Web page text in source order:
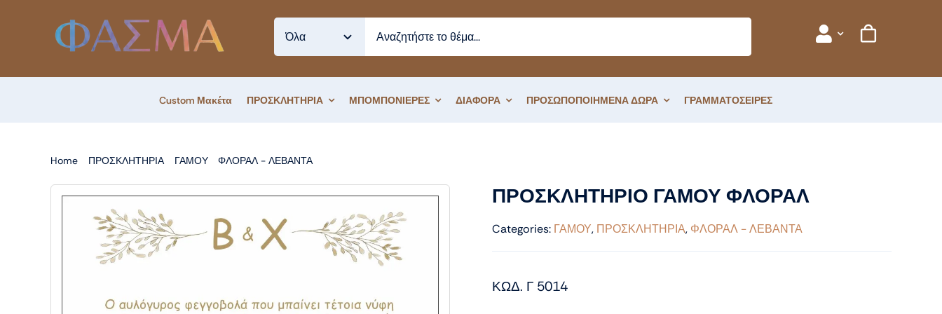
Custom Μακέτα ΠΡΟΣΚΛΗΤΗΡΙΑ ΜΠΟΜΠΟΝΙΕΡΕΣ ΔΙΑΦΟΡΑ ΠΡΟΣΩΠΟΠΟΙΗΜΕΝΑ ΔΩΡΑ ΓΡΑΜΜΑΤΟΣΕΙΡΕΣ
Home ΠΡΟΣΚΛΗΤΗΡΙΑ ΓΑΜΟΥ ΦΛΟΡΑΛ - ΛΕΒΑΝΤΑ
ΠΡΟΣΚΛΗΤΗΡΙΟ ΓΑΜΟΥ ΦΛΟΡΑΛ
Categories: ΓΑΜΟΥ, ΠΡΟΣΚΛΗΤΗΡΙΑ, ΦΛΟΡΑΛ - ΛΕΒΑΝΤΑ
ΚΩΔ. Γ 5014